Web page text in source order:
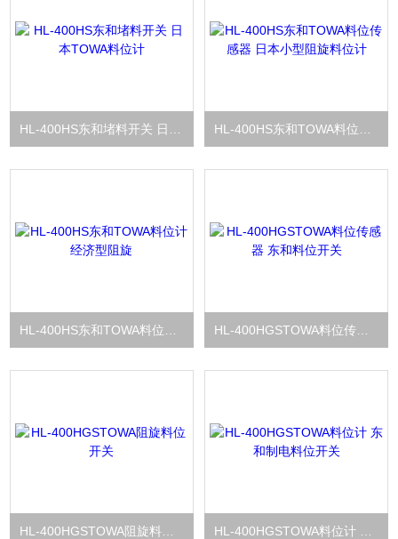
HL-400HGSTOWA料位传感器 东和料位开关
HL-400HGSTOWA阻旋料位开关